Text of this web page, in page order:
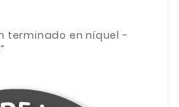
terminado en níquel -